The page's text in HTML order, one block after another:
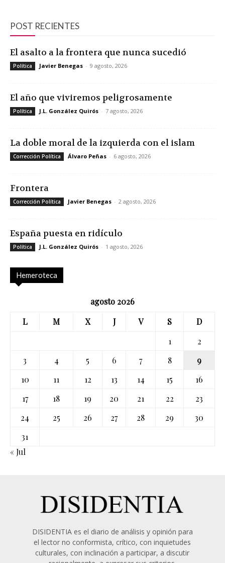
POST RECIENTES
El asalto a la frontera que nunca sucedió
Política Javier Benegas - 9 agosto, 2026
El año que viviremos peligrosamente
Política J.L. González Quirós - 7 agosto, 2026
La doble moral de la izquierda con el islam
Corrección Política Álvaro Peñas - 6 agosto, 2026
Frontera
Corrección Política Javier Benegas - 2 agosto, 2026
España puesta en ridículo
Política J.L. González Quirós - 1 agosto, 2026
Hemeroteca
agosto 2026
L
M X J V S
D
1
2
3
4 5 6 7 8
9
10
11 12 13 14 15
16
17
18 19 20 21 22
23
24
25 26 27 28 29
30
31
« Jul
DISIDENTIA es el diario de análisis y opinión para
el lector no conformista, crítico, con inquietudes
culturales, con inclinación a participar, a discutir